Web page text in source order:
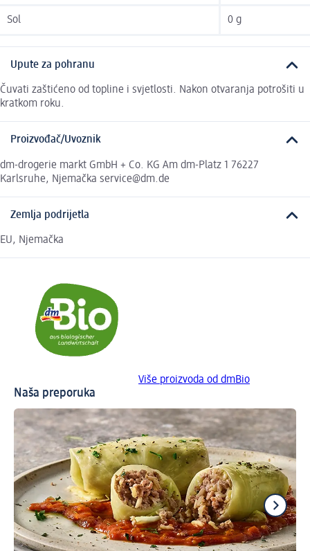
Sol 0 g
Upute za pohranu
Čuvati zaštićeno od topline i svjetlosti. Nakon otvaranja potrošiti u
kratkom roku.
Proizvođač/Uvoznik
dm-drogerie markt GmbH + Co. KG Am dm-Platz 1 76227
Karlsruhe, Njemačka service@dm.de
Zemlja podrijetla
EU, Njemačka
Više proizvoda od dmBio
Naša preporuka